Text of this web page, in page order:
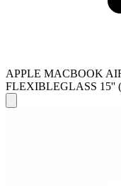
APPLE MACBOOK
FLEXIBLEGLASS 15''